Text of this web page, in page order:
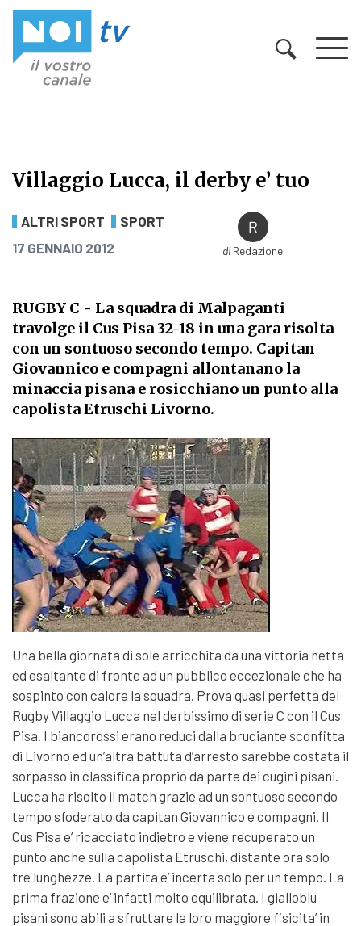
Villaggio Lucca, il derby e’ tuo
Villaggio Lucca, il derby e’ tuo
ALTRI SPORT
SPORT
PUBBLICATO IL
17 GENNAIO 2012 diRedazione
RUGBY C - La squadra di Malpaganti
travolge il Cus Pisa 32-18 in una gara risolta
con un sontuoso secondo tempo. Capitan
Giovannico e compagni allontanano la
minaccia pisana e rosicchiano un punto alla
capolista Etruschi Livorno.
Una bella giornata di sole arricchita da una vittoria netta
ed esaltante di fronte ad un pubblico eccezionale che ha
sospinto con calore la squadra. Prova quasi perfetta del
Rugby Villaggio Lucca nel derbissimo di serie C con il Cus
Pisa. I biancorossi erano reduci dalla bruciante sconfitta
di Livorno ed un’altra battuta d’arresto sarebbe costata il
sorpasso in classifica proprio da parte dei cugini pisani.
Lucca ha risolto il match grazie ad un sontuoso secondo
tempo sfoderato da capitan Giovannico e compagni. Il
Cus Pisa e’ ricacciato indietro e viene recuperato un
punto anche sulla capolista Etruschi, distante ora solo
tre lunghezze. La partita e’ incerta solo per un tempo. La
prima frazione e’ infatti molto equilibrata. I gialloblu
pisani sono abili a sfruttare la loro maggiore fisicita’ in